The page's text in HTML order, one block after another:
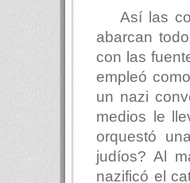
Así las
abarcan
con las
empleó
un nazi
medios le
orquestó
judíos? Al
nazificó el